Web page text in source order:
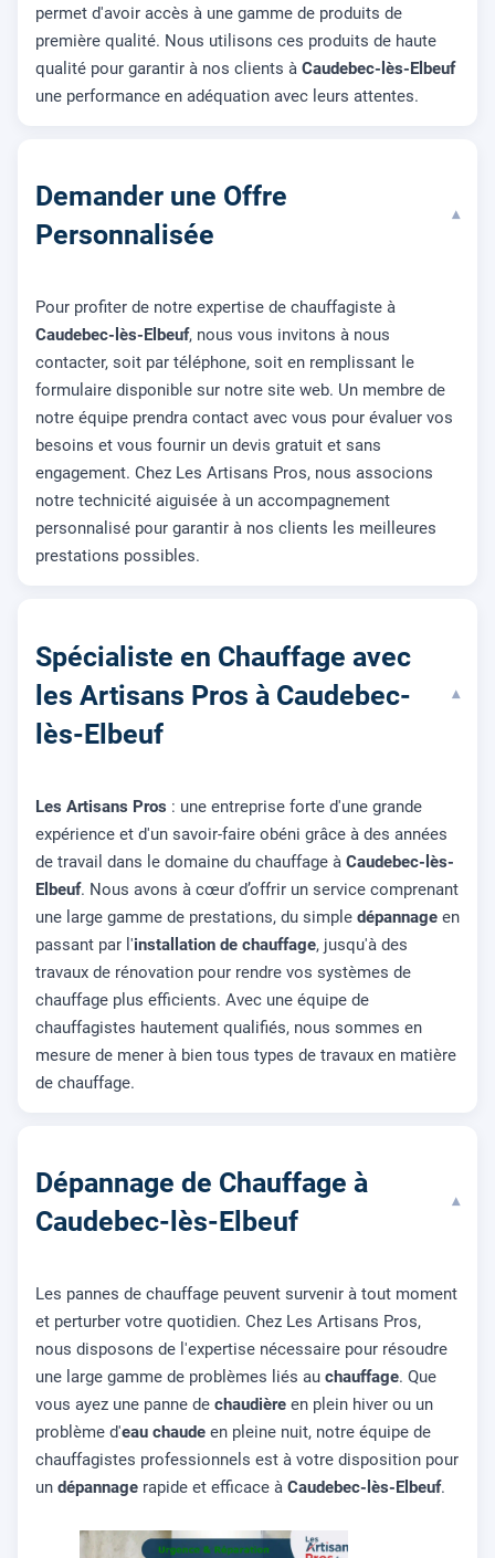
permet d'avoir accès à une gamme de produits de
première qualité. Nous utilisons ces produits de haute
qualité pour garantir à nos clients à Caudebec-lès-Elbeuf
une performance en adéquation avec leurs attentes.
Demander une Offre
Personnalisée
▾
Pour profiter de notre expertise de chauffagiste à
Caudebec-lès-Elbeuf, nous vous invitons à nous
contacter, soit par téléphone, soit en remplissant le
formulaire disponible sur notre site web. Un membre de
notre équipe prendra contact avec vous pour évaluer vos
besoins et vous fournir un devis gratuit et sans
engagement. Chez Les Artisans Pros, nous associons
notre technicité aiguisée à un accompagnement
personnalisé pour garantir à nos clients les meilleures
prestations possibles.
Spécialiste en Chauffage avec
les Artisans Pros à Caudebec-
lès-Elbeuf
▾
Les Artisans Pros : une entreprise forte d'une grande
expérience et d'un savoir-faire obéni grâce à des années
de travail dans le domaine du chauffage à Caudebec-lès-
Elbeuf. Nous avons à cœur d’offrir un service comprenant
une large gamme de prestations, du simple dépannage en
passant par l'installation de chauffage, jusqu'à des
travaux de rénovation pour rendre vos systèmes de
chauffage plus efficients. Avec une équipe de
chauffagistes hautement qualifiés, nous sommes en
mesure de mener à bien tous types de travaux en matière
de chauffage.
Dépannage de Chauffage à
Caudebec-lès-Elbeuf
▾
Les pannes de chauffage peuvent survenir à tout moment
et perturber votre quotidien. Chez Les Artisans Pros,
nous disposons de l'expertise nécessaire pour résoudre
une large gamme de problèmes liés au chauffage. Que
vous ayez une panne de chaudière en plein hiver ou un
problème d'eau chaude en pleine nuit, notre équipe de
chauffagistes professionnels est à votre disposition pour
un dépannage rapide et efficace à Caudebec-lès-Elbeuf.